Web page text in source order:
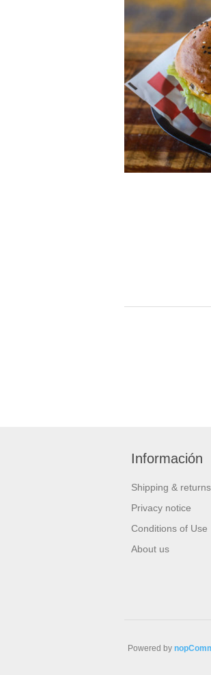
Información
Shipping & returns
Privacy notice
Conditions of Use
About us
Powered by